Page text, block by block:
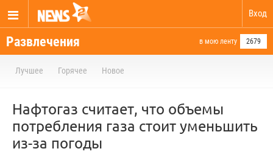
Вход
Развлечения в мою ленту 2679
Лучшее Горячее Новое
Нафтогаз считает, что объемы
потребления газа стоит уменьшить
из-за погоды